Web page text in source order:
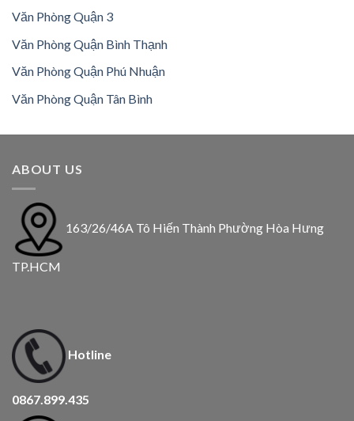
Văn Phòng Quận 3
Văn Phòng Quận Bình Thạnh
Văn Phòng Quận Phú Nhuận
Văn Phòng Quận Tân Bình
ABOUT US
163/26/46A Tô Hiến Thành Phường Hòa Hưng
TP.HCM
Hotline
0867.899.435